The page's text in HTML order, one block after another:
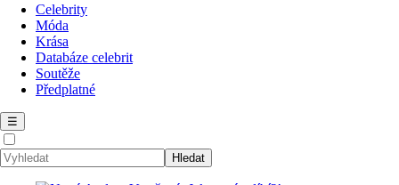
Celebrity
Móda
Krása
Databáze celebrit
Soutěže
Předplatné
☰